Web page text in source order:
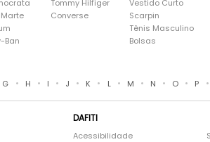
Ban
Tommy Hilfiger
Converse
Vestido Curto
Scarpin
Tênis Masculino
Bolsas
G • H • I • J • K • L • M • N • O • P •
DAFITI
Acessibilidade